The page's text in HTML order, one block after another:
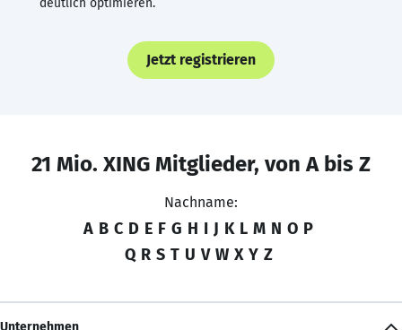
Jetzt registrieren
21 Mio. XING Mitglieder, von A bis Z
Nachname:
A B C D E F G H I J K L M N O P
Q R S T U V W X Y Z
Unternehmen